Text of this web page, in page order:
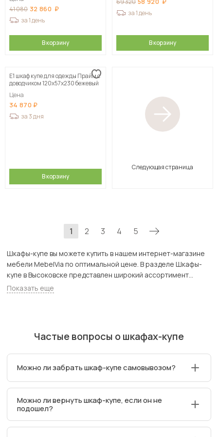
41 080 32 860
за 1 день
В корзину
69 320
за 1 день
В корзину
Е1 шкаф купе для одежды Прайм с
доводчиком 120x57x230 бежевый
Цена
34 870
за 3 дня
В корзину
Следующая страница
1 2 3 4 5
Шкафы-купе вы можете купить в нашем интернет-магазине
мебели MebelVia по оптимальной цене. В разделе Шкафы-
купе в Высоковске представлен широкий ассортимент
товаров с доставкой в Москве и Подмосковью, включая
Высоковск. Всего товаров в категории «Шкафы-купе» - 3995
Показать еще
Частые вопросы о шкафах-купе
Можно ли забрать шкаф-купе самовывозом?
магазинов MebelVia. Важно предварительно
забронировать товар для самовывоза в выбранном
магазине.
Можно ли вернуть шкаф-купе, если он не
подошел?